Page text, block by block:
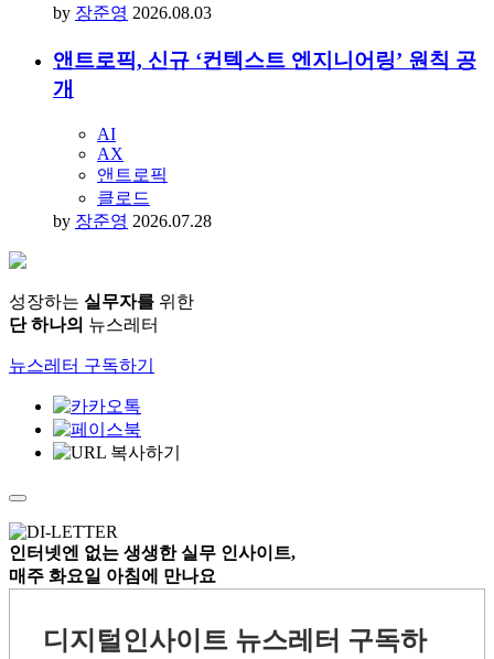
by 장준영 2026.08.03
앤트로픽, 신규 ‘컨텍스트 엔지니어링’ 원칙 공
개
AI
AX
앤트로픽
클로드
by 장준영 2026.07.28
성장하는 실무자를 위한
단 하나의 뉴스레터
뉴스레터 구독하기
인터넷엔 없는 생생한 실무 인사이트,
매주 화요일 아침에 만나요
디지털인사이트 뉴스레터 구독하